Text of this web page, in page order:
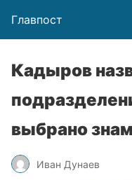
Главпост
Кадыров
выбрано
Иван Дунаев